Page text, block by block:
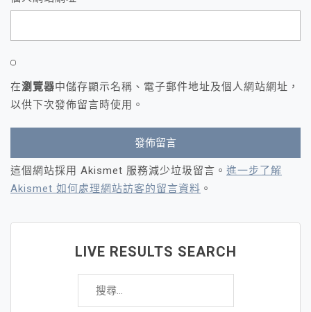
在瀏覽器中儲存顯示名稱、電子郵件地址及個人網站網址，
以供下次發佈留言時使用。
這個網站採用 Akismet 服務減少垃圾留言。 進一步了解
Akismet 如何處理網站訪客的留言資料 。
LIVE RESULTS SEARCH
搜